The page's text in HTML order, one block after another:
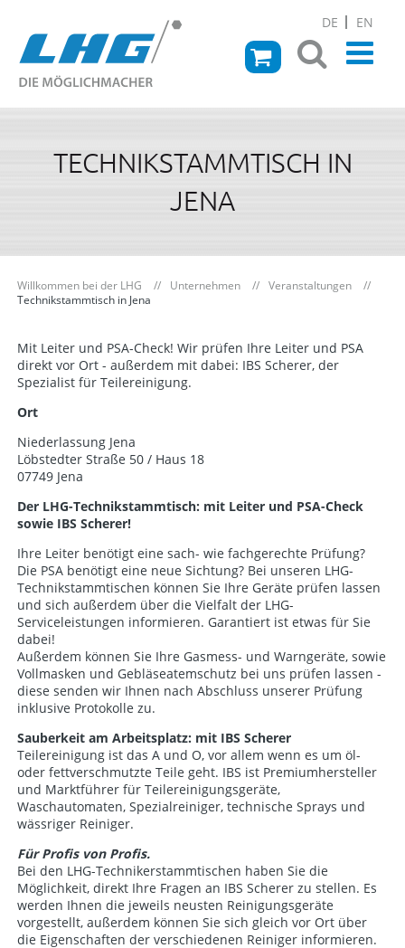
DE EN
TECHNIKSTAMMTISCH IN
JENA
Willkommen bei der LHG Unternehmen
Veranstaltungen
Technikstammtisch in Jena
Mit Leiter und PSA-Check! Wir prüfen Ihre Leiter und PSA
direkt vor Ort - außerdem mit dabei: IBS Scherer, der
Spezialist für Teilereinigung.
Ort
Niederlassung Jena
Löbstedter Straße 50 / Haus 18
07749 Jena
Der LHG-Technikstammtisch: mit Leiter und PSA-Check
sowie IBS Scherer!
Ihre Leiter benötigt eine sach- wie fachgerechte Prüfung?
Die PSA benötigt eine neue Sichtung? Bei unseren LHG-
Technikstammtischen können Sie Ihre Geräte prüfen lassen
und sich außerdem über die Vielfalt der LHG-
Serviceleistungen informieren. Garantiert ist etwas für Sie
dabei!
Außerdem können Sie Ihre Gasmess- und Warngeräte, sowie
Vollmasken und Gebläseatemschutz bei uns prüfen lassen -
diese senden wir Ihnen nach Abschluss unserer Prüfung
inklusive Protokolle zu.
Sauberkeit am Arbeitsplatz: mit IBS Scherer
Teilereinigung ist das A und O, vor allem wenn es um öl-
oder fettverschmutzte Teile geht. IBS ist Premiumhersteller
und Marktführer für Teilereinigungsgeräte,
Waschautomaten, Spezialreiniger, technische Sprays und
wässriger Reiniger.
Für Profis von Profis.
Bei den LHG-Technikerstammtischen haben Sie die
Möglichkeit, direkt Ihre Fragen an IBS Scherer zu stellen. Es
werden Ihnen die jeweils neusten Reinigungsgeräte
vorgestellt, außerdem können Sie sich gleich vor Ort über
die Eigenschaften der verschiedenen Reiniger informieren.